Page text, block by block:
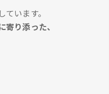
います。
り添った、